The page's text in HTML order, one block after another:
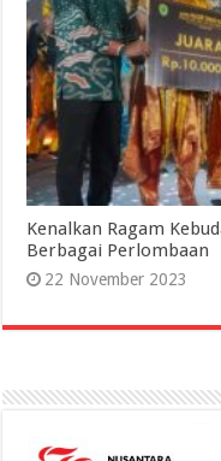
Kenalkan Ragam
Berbagai Perlombaan
22 November 2023